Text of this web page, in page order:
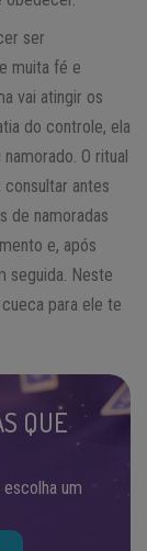
ser
muita fé e
vai atingir os
do controle, ela
O ritual
antes
de namoradas
e, após
seguida. Neste
para ele te
QUE
um